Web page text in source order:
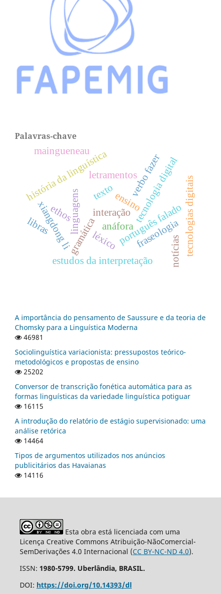
Palavras-chave
linguagens
letramentos
ensinotecnologia digital
gramática
história da linguística
português falado
texto tecnologias digitais
xiangdong li
estudos da interpretação
interação
verbo fazer
anáfora
ethos
maingueneau
fraseologia
léxico
libras
notícias
A importância do pensamento de Saussure e da teoria de
Chomsky para a Linguística Moderna
46981
Sociolinguística variacionista: pressupostos teórico-
metodológicos e propostas de ensino
25202
Conversor de transcrição fonética automática para as
formas linguísticas da variedade linguística potiguar
16115
A introdução do relatório de estágio supervisionado: uma
análise retórica
14464
Tipos de argumentos utilizados nos anúncios
publicitários das Havaianas
14116
Esta obra está licenciada com uma
Licença Creative Commons Atribuição-NãoComercial-
SemDerivações 4.0 Internacional (CC BY-NC-ND 4.0).
ISSN: 1980-5799. Uberlândia, BRASIL.
DOI: https://doi.org/10.14393/dl